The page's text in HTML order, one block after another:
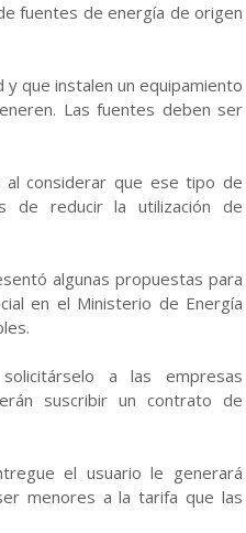
fuentes de energía de origen
que instalen un equipamiento
Las fuentes deben ser
al considerar que ese tipo de
de reducir la utilización de
algunas propuestas para
en el Ministerio de Energía
a las empresas
suscribir un contrato de
el usuario le generará
menores a la tarifa que las